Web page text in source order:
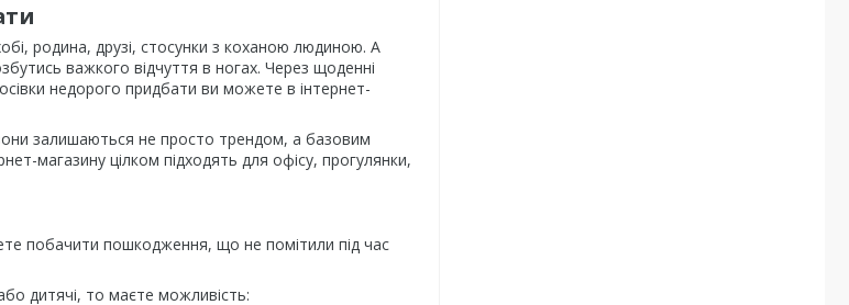
родина, друзі, стосунки з коханою людиною. А
важкого відчуття в ногах. Через щоденні
недорого придбати ви можете в інтернет-
залишаються не просто трендом, а базовим
магазину цілком підходять для офісу, прогулянки,
побачити пошкодження, що не помітили під час
дитячі, то маєте можливість: